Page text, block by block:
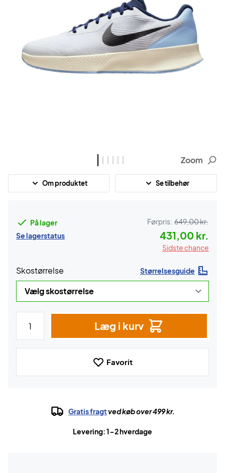
Zoom
Om produktet Se tilbehør
På lager
Se lagerstatus
Førpris: 649,00 kr.
431,00 kr.
Sidste chance
Skostørrelse Størrelsesguide
Læg i kurv
Favorit
Gratis fragtved køb over 499 kr.
Levering: 1-2 hverdage